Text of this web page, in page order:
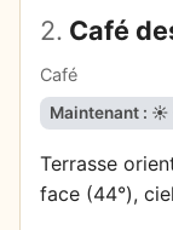
2. Café
Café
Maintenant : ☀️
Terrasse
face (44°),